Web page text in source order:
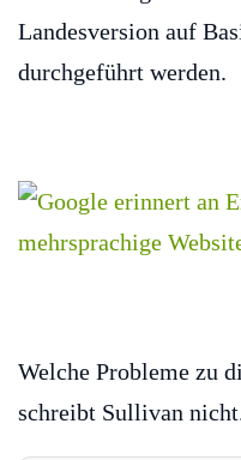
Landesversion auf
durchgeführt werden.
Welche Probleme zu
schreibt Sullivan